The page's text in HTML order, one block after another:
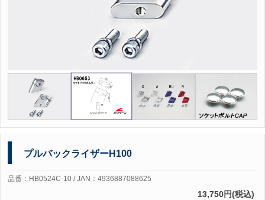
プルバックライザーH100
品番：HB0524C-10 / JAN：4936887088625
13,750円(税込)